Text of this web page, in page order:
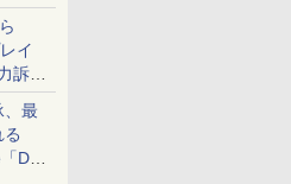
イ
訴
、最
DS-